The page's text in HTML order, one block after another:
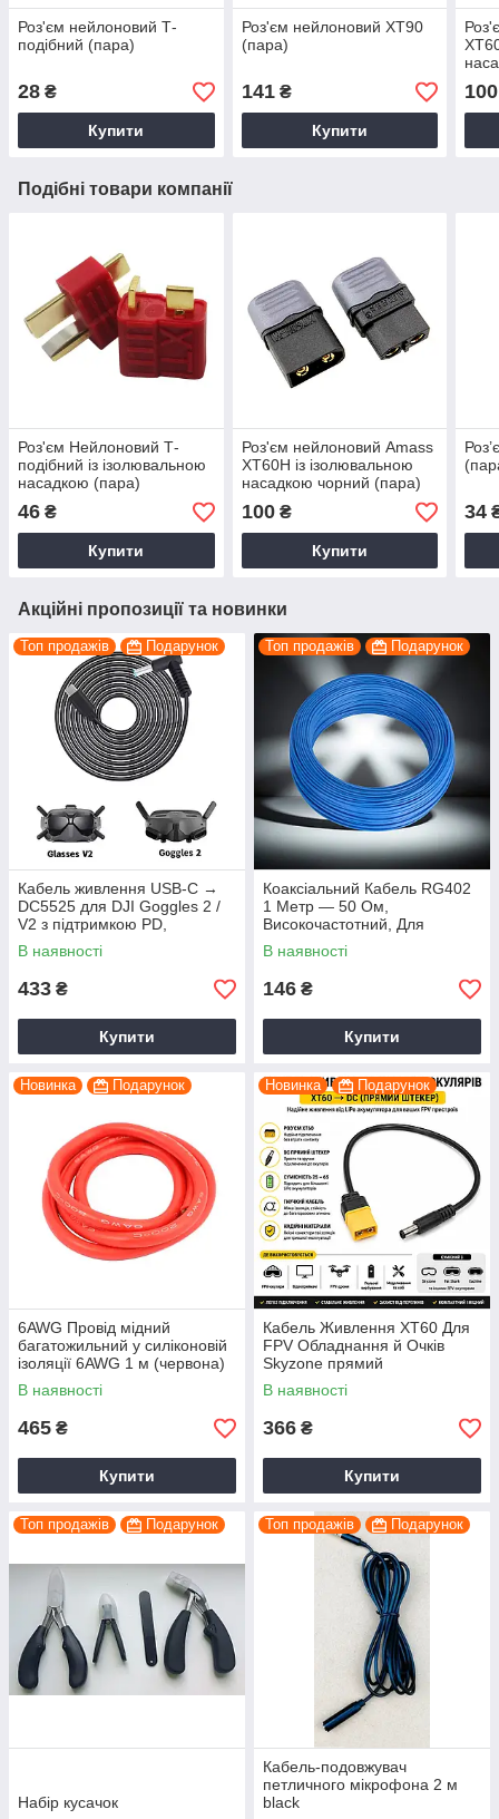
Роз'єм нейлоновий Т-
подібний (пара)
28 ₴
Купити
Роз'єм нейлоновий XT90
(пара)
141₴
Купити
100
Подібні товари компанії
Роз'єм Нейлоновий Т-
подібний із ізолювальною
насадкою (пара)
46 ₴
Купити
Роз'єм нейлоновий Amass
XT60H із ізолювальною
насадкою чорний (пара)
100₴
Купити
34
Акційні пропозиції та новинки
Топ продажів Подарунок
Кабель живлення USB-C →
DC5525 для DJI Goggles 2 /
V2 з підтримкою PD,
подовжувач живлення від
powerbank, силіконовий,
В наявності
433 ₴
Купити
Топ продажів Подарунок
Коаксіальний Кабель RG402
1 Метр — 50 Ом,
Високочастотний, Для
Радіочастот, Антенн, WiFi,
вимірювальний Техніки
В наявності
146 ₴
Купити
Новинка Подарунок
6AWG Провід мідний
багатожильний у силіконовій
ізоляції 6AWG 1 м (червона)
В наявності
465 ₴
Купити
Новинка Подарунок
Кабель Живлення XT60 Для
FPV Обладнання й Очків
Skyzone прямий
В наявності
366 ₴
Купити
Топ продажів Подарунок
Набір кусачок
Топ продажів Подарунок
Кабель-подовжувач
петличного мікрофона 2 м
black